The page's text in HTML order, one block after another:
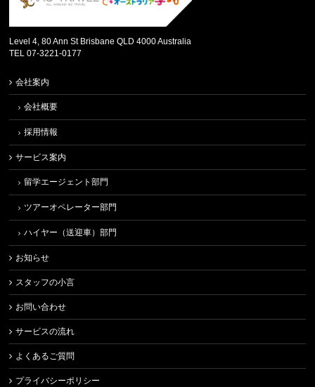
Level 4, 80 Ann St Brisbane QLD 4000 Australia
TEL 07-3221-0177
会社案内
会社概要
採用情報
サービス案内
留学エージェント部門
ツアーオペレーター部門
ハイヤー（送迎車）部門
お知らせ
スタッフの小言
お問い合わせ
サービスの流れ
よくあるご質問
プライバシーポリシー